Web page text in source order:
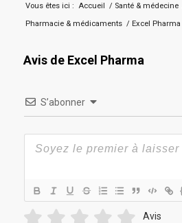
Vous êtes ici : Accueil / Santé & médecine
Pharmacie & médicaments / Excel Pharma
Avis de Excel Pharma
S’abonner
Avis